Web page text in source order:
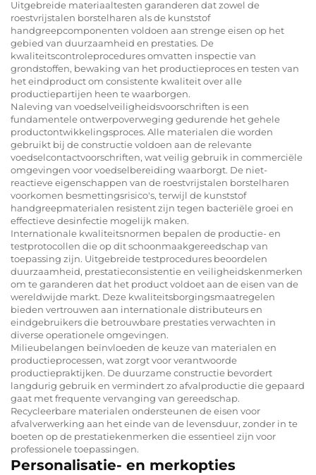
Uitgebreide materiaaltesten garanderen dat zowel de
roestvrijstalen borstelharen als de kunststof
handgreepcomponenten voldoen aan strenge eisen op het
gebied van duurzaamheid en prestaties. De
kwaliteitscontroleprocedures omvatten inspectie van
grondstoffen, bewaking van het productieproces en testen van
het eindproduct om consistente kwaliteit over alle
productiepartijen heen te waarborgen.
Naleving van voedselveiligheidsvoorschriften is een
fundamentele ontwerpoverweging gedurende het gehele
productontwikkelingsproces. Alle materialen die worden
gebruikt bij de constructie voldoen aan de relevante
voedselcontactvoorschriften, wat veilig gebruik in commerciële
omgevingen voor voedselbereiding waarborgt. De niet-
reactieve eigenschappen van de roestvrijstalen borstelharen
voorkomen besmettingsrisico's, terwijl de kunststof
handgreepmaterialen resistent zijn tegen bacteriële groei en
effectieve desinfectie mogelijk maken.
Internationale kwaliteitsnormen bepalen de productie- en
testprotocollen die op dit schoonmaakgereedschap van
toepassing zijn. Uitgebreide testprocedures beoordelen
duurzaamheid, prestatieconsistentie en veiligheidskenmerken
om te garanderen dat het product voldoet aan de eisen van de
wereldwijde markt. Deze kwaliteitsborgingsmaatregelen
bieden vertrouwen aan internationale distributeurs en
eindgebruikers die betrouwbare prestaties verwachten in
diverse operationele omgevingen.
Milieubelangen beïnvloeden de keuze van materialen en
productieprocessen, wat zorgt voor verantwoorde
productiepraktijken. De duurzame constructie bevordert
langdurig gebruik en vermindert zo afvalproductie die gepaard
gaat met frequente vervanging van gereedschap.
Recycleerbare materialen ondersteunen de eisen voor
afvalverwerking aan het einde van de levensduur, zonder in te
boeten op de prestatiekenmerken die essentieel zijn voor
professionele toepassingen.
Personalisatie- en merkopties